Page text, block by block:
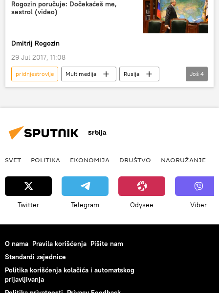
Rogozin poručuje: Dočekaćeš me,
sestro! (video)
Dmitrij Rogozin
29 Jul 2017, 11:08
pridnjestrovlje Multimedija
Rusija
Vesti
Svet
Video
Još 4
Srbija
SVET POLITIKA EKONOMIJA DRUŠTVO NAORUŽANJE
Twitter Telegram Odysee Viber
O nama Pravila korišćenja Pišite nam
Standardi zajednice
Politika korišćenja kolačića i automatskog
prijavljivanja